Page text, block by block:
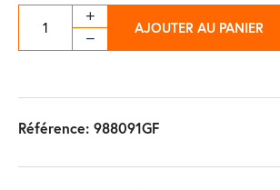
AJOUTER AU PANIER
Référence: 988091GF